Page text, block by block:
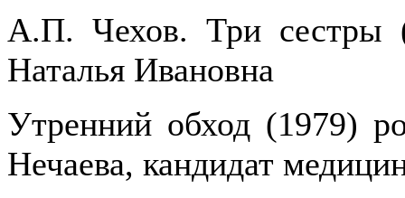
А.П. Чехов. Три сестры
Наталья Ивановна
Утренний обход (1979)
Нечаева, кандидат